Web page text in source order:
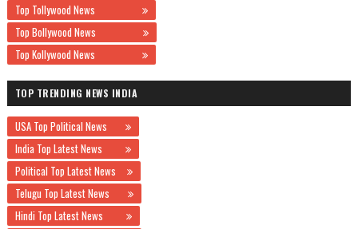
Top Tollywood News
Top Bollywood News
Top Kollywood News
TOP TRENDING NEWS INDIA
USA Top Political News
India Top Latest News
Political Top Latest News
Telugu Top Latest News
Hindi Top Latest News